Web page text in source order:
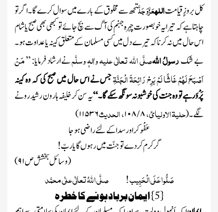
کل بروزِ ِقیامتاللہعَزَّوَجَلَّتجھ سے مخلوق کے بارے میں سوال کرے گا ۔اگر تو
چاہتا ہے کہ تیرا یہ خو بصورت چہرہ جہنم کی آگ سے بچ جائے تو کبھی بھی صبح یاشام
اس حال میں نہ کرناکہ تیرے دل میں کسی مسلمان کے متعلق کینہ یا عداوت ہو۔
بے شکرسولُ اللہصلَّی اللہ تعالٰی علیہ واٰلہٖ وسلَّمنے ارشاد فرمایا: ’’مَنْ
اَصْبَحَ لَہُمْ غَاشًّا لَمْ یَرِحْ رَائِحَۃَ الْجَنَّۃِجس نے اس حال میں صبح کی کہ وہ کینہ
پَرْوَرہے تو وہ جنت کی خوشبو نہ سونگھ سکے گا۔ ‘‘یہ سن کرخلیفہ ہارون رشید رونے
لگے۔(حلیۃ الاولیائ،۸/۱۰۸، الحدیث۱۱۵۳۶)
عَفْو کر اور سدا کے لئے راضی ہوجا
گر کرم کر دے تو جنّت میں رہوں گا یاربّ!
(وسائل بخشش ص۹۱ )
صَلُّوا عَلَی الْحَبِیب ! صلَّی اللہُ تعالٰی علٰی محمَّد
{
5} ایمان برباد ہونے کا خطرہ